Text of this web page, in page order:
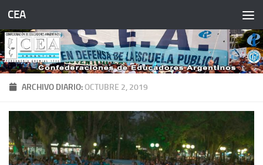
Saltar al contenido
CEA
ARCHIVO DIARIO:OCTUBRE 2, 2019